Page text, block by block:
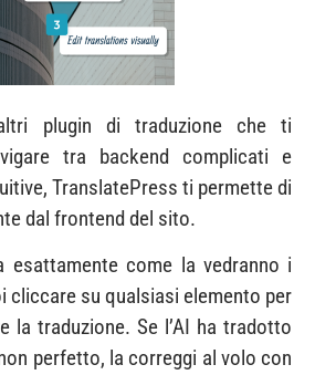
plugin di traduzione che ti
tra backend complicati e
TranslatePress ti permette di
dal frontend del sito.
esattamente come la vedranno i
cliccare su qualsiasi elemento per
la traduzione. Se l’AI ha tradotto
perfetto, la correggi al volo con